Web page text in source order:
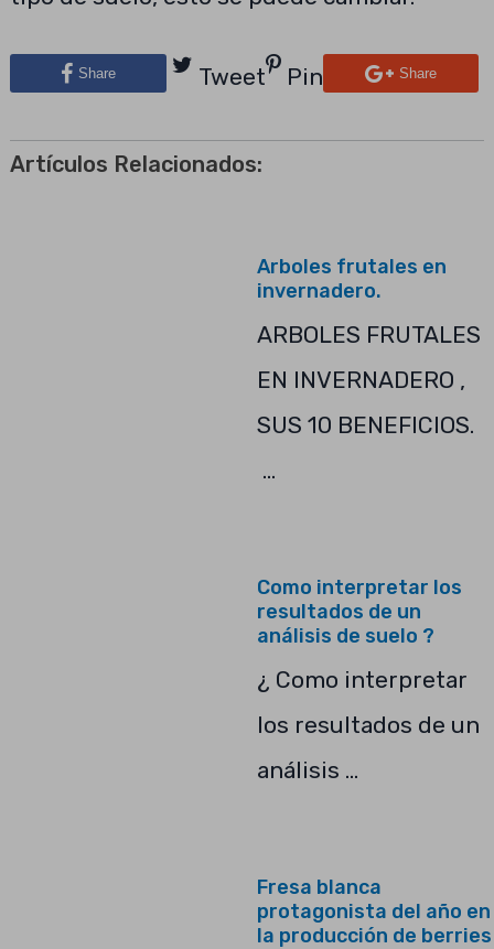
Share Tweet Pin Share
Artículos Relacionados:
Arboles frutales en
invernadero.
ARBOLES FRUTALES
EN INVERNADERO ,
SUS 10 BENEFICIOS.
…
Como interpretar los
resultados de un
análisis de suelo ?
¿ Como interpretar
los resultados de un
análisis …
Fresa blanca
protagonista del año en
la producción de berries